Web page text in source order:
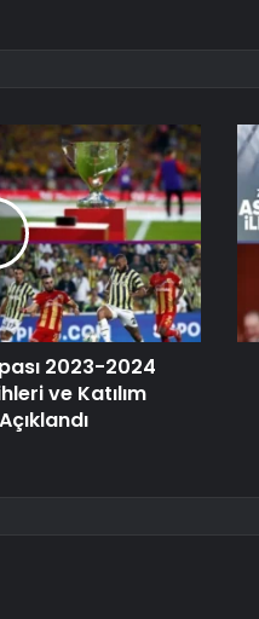
2023-2024
​​ve Katılım